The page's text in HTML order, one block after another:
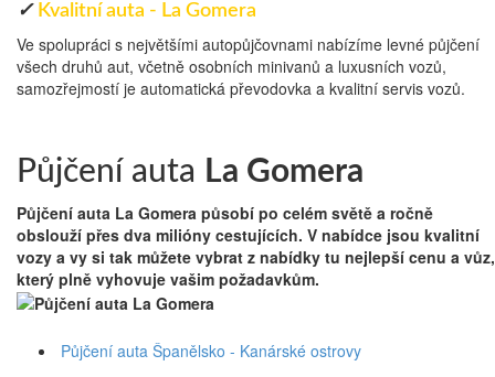
✓ Kvalitní auta - La Gomera
Ve spolupráci s největšími autopůjčovnami nabízíme levné půjčení
všech druhů aut, včetně osobních minivanů a luxusních vozů,
samozřejmostí je automatická převodovka a kvalitní servis vozů.
Půjčení auta La Gomera
Půjčení auta La Gomera působí po celém světě a ročně
obslouží přes dva milióny cestujících. V nabídce jsou kvalitní
vozy a vy si tak můžete vybrat z nabídky tu nejlepší cenu a vůz,
který plně vyhovuje vašim požadavkům.
Půjčení auta Španělsko - Kanárské ostrovy